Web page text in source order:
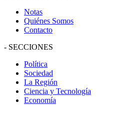
Notas
Quiénes Somos
Contacto
- SECCIONES
Política
Sociedad
La Región
Ciencia y Tecnología
Economía